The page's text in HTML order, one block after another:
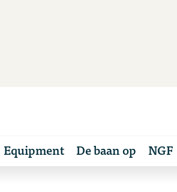
Equipment De baan op NGF